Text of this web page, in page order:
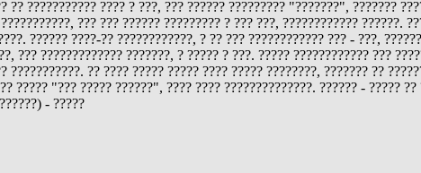
??????????? ???? ? ???, ??? ?????? ????????? "???????", ???????
??? ??? ?????? ????????? ? ??? ???, ???????????? ??????.
?????? ????-?? ????????????, ? ?? ??? ???????????? ??? - ???,
??? ????????????? ???????, ? ????? ? ???. ????? ???????????? ???
?? ???? ????? ????? ???? ????? ????????, ??????? ??
????? "??? ????? ??????", ???? ???? ??????????????. ?????? - ?????
- ?????